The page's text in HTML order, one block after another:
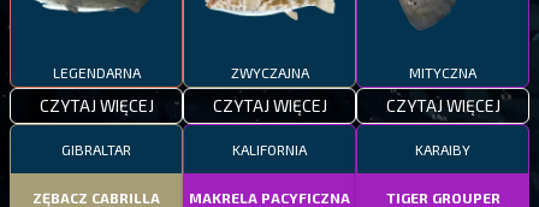
LEGENDARNA
CZYTAJ WIĘCEJ
ZWYCZAJNA
CZYTAJ WIĘCEJ
MITYCZNA
CZYTAJ WIĘCEJ
GIBRALTAR
ZĘBACZ CABRILLA
KALIFORNIA
MAKRELA PACYFICZNA
KARAIBY
TIGER GROUPER